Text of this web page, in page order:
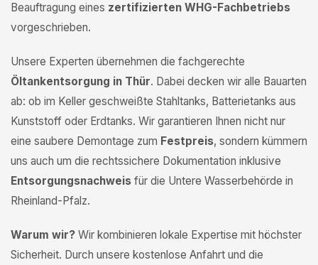
Beauftragung eines zertifizierten WHG-Fachbetriebs
vorgeschrieben.
Unsere Experten übernehmen die fachgerechte
Öltankentsorgung in Thür. Dabei decken wir alle Bauarten
ab: ob im Keller geschweißte Stahltanks, Batterietanks aus
Kunststoff oder Erdtanks. Wir garantieren Ihnen nicht nur
eine saubere Demontage zum Festpreis, sondern kümmern
uns auch um die rechtssichere Dokumentation inklusive
Entsorgungsnachweis für die Untere Wasserbehörde in
Rheinland-Pfalz.
Warum wir? Wir kombinieren lokale Expertise mit höchster
Sicherheit. Durch unsere kostenlose Anfahrt und die